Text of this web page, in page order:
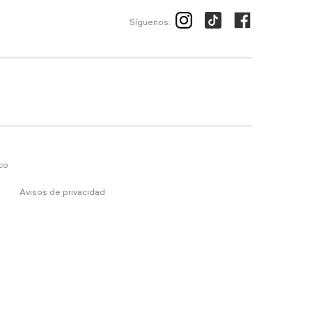
Síguenos:
Avisos de privacidad